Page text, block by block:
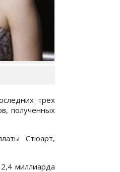
трех
полученных
Стюарт,
миллиарда